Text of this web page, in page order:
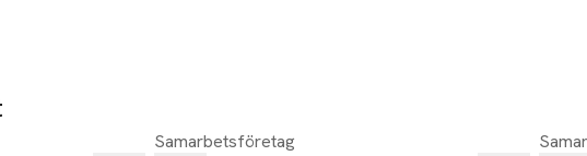
Samarbetsföretag